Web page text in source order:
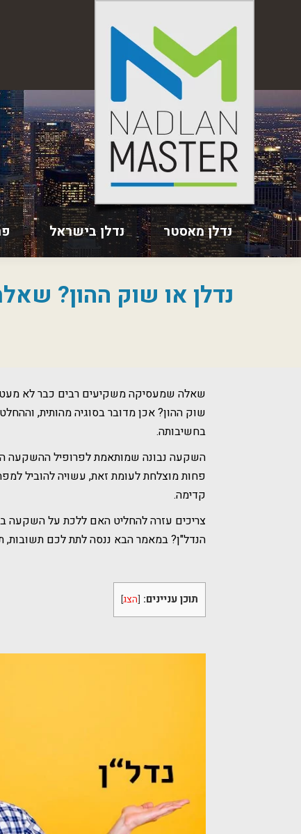
נדלן מאסטר נדלן בישראל
נדלן או שוק ההון?
שאלה שמעסיקה משקיעים רבים כבר לא
שוק ההון? אכן מדובר בסוגיה מהותית,
בחשיבותה.
השקעה נבונה שמותאמת לפרופיל ההשקעה
פחות מוצלחת לעומת זאת, עשויה להוביל
קדימה.
צריכים עזרה להחליט האם ללכת על השקעה
הנדל"ן? במאמר הבא ננסה לתת לכם תשובות,
תוכן עניינים: [הצג]